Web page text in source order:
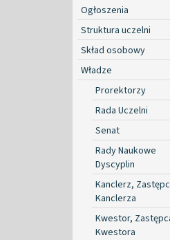
Ogłoszenia
Struktura uczelni
Skład osobowy
Władze
Prorektorzy
Rada Uczelni
Senat
Rady Naukowe
Dyscyplin
Kanclerz,
Kanclerza
Kwestor,
Kwestora